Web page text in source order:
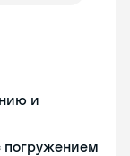
и
погружением